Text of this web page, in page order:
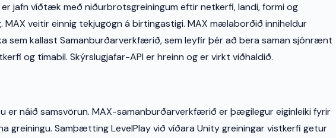
er jafn víðtæk með niðurbrotsgreiningum eftir netkerfi, landi, formi og
MAX veitir einnig tekjugögn á birtingastigi. MAX mælaborðið inniheldur
sem kallast Samanburðarverkfærið, sem leyfir þér að bera saman sjónrænt
og tímabil. Skýrslugjafar-API er hreinn og er virkt viðhaldið.
er náið samsvörun. MAX-samanburðarverkfærið er þægilegur eiginleiki fyrir
greiningu. Samþætting LevelPlay við víðara Unity greiningar vistkerfi getur